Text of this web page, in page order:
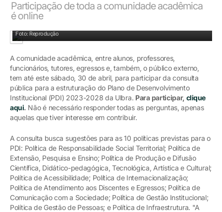
Participação de toda a comunidade acadêmica
é online
Foto: Reprodução
A comunidade acadêmica, entre alunos, professores,
funcionários, tutores, egressos e, também, o público externo,
tem até este sábado, 30 de abril, para participar da consulta
pública para a estruturação do Plano de Desenvolvimento
Institucional (PDI) 2023-2028 da Ulbra. Para participar, clique
aqui. Não é necessário responder todas as perguntas, apenas
aquelas que tiver interesse em contribuir.
A consulta busca sugestões para as 10 políticas previstas para o
PDI: Política de Responsabilidade Social Territorial; Política de
Extensão, Pesquisa e Ensino; Política de Produção e Difusão
Científica, Didático-pedagógica, Tecnológica, Artística e Cultural;
Política de Acessibilidade; Política de Internacionalização;
Política de Atendimento aos Discentes e Egressos; Política de
Comunicação com a Sociedade; Política de Gestão Institucional;
Política de Gestão de Pessoas; e Política de Infraestrutura. "A